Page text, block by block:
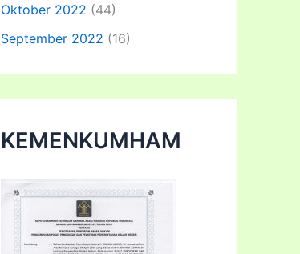
Oktober 2022 (44)
September 2022 (16)
KEMENKUMHAM